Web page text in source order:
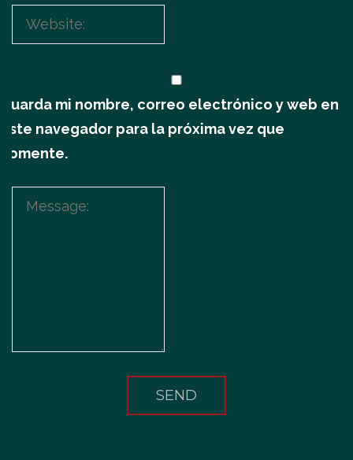
Guarda mi nombre, correo electrónico y web en
este navegador para la próxima vez que
comente.